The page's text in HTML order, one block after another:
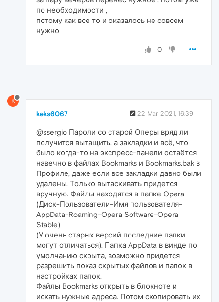
по необходимости ,
потому как все то и оказалось не совсем
нужно
0
K
keks6067 22 Mar 2021, 16:39
@ssergio Пароли со старой Оперы вряд ли
получится вытащить, а закладки и всё, что
было когда-то на экспресс-панели остаётся
навечно в файлах Bookmarks и Bookmarks.bak в
Профиле, даже если все закладки давно были
удалены. Только вытаскивать придется
вручную. Файлы находятся в папке Opera
(Диск-Пользователи-Имя пользователя-
AppData-Roaming-Opera Software-Opera
Stable)
(У очень старых версий последние папки
могут отличаться). Папка AppData в винде по
умолчанию скрыта, возможно придется
разрешить показ скрытых файлов и папок в
настройках папок.
Файлы Bookmarks открыть в блокноте и
искать нужные адреса. Потом скопировать их